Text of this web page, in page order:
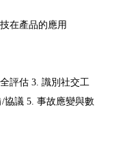
在產品的應用
評估 3. 識別社交工
協議 5. 事故應變與數